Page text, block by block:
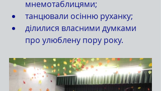
мнемотаблицями;
танцювали осінню руханку;
ділилися власними думками
про улюблену пору року.